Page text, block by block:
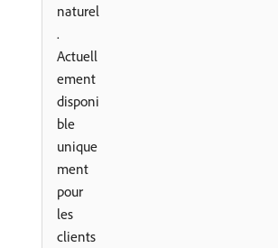
naturel
.
Actuell
ement
disponi
ble
unique
ment
pour
les
clients